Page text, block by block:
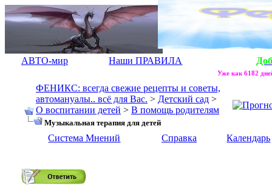
АВТО-мир Наши ПРАВИЛА
Уже как 6182
ФЕНИКС: всегда свежие рецепты и советы,
автомануалы.. всё для Вас. > Детский сад >
О воспитании детей > В помощь родителям
Музыкальная терапия для детей
Система Мнений Справка Календарь